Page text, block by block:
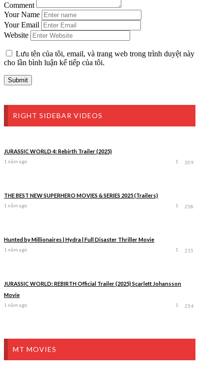
Comment
Your Name
Your Email
Website
Lưu tên của tôi, email, và trang web trong trình duyệt này
cho lần bình luận kế tiếp của tôi.
RIGHT SIDEBAR VIDEOS
JURASSIC WORLD 4: Rebirth Trailer (2025)
1 năm ago 209
1
THE BEST NEW SUPERHERO MOVIES & SERIES 2025 (Trailers)
1 năm ago 258
1
Hunted by Millionaires | Hydra | Full Disaster Thriller Movie
1 năm ago 215
1
JURASSIC WORLD: REBIRTH Official Trailer (2025) Scarlett Johansson
Movie
1 năm ago 254
1
MT MOVIES